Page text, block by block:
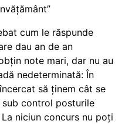
cum le răspunde
dau an de an
note mari, dar nu au
nedeterminată: În
să ținem cât se
control posturile
niciun concurs nu poți